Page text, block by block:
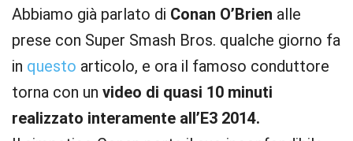
Abbiamo già parlato di Conan O’Brien alle
prese con Super Smash Bros. qualche giorno fa
in questo articolo, e ora il famoso conduttore
torna con un video di quasi 10 minuti
realizzato interamente all’E3 2014.